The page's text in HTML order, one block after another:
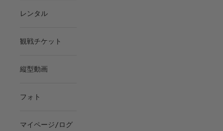
レンタル
観戦チケット
縦型動画
フォト
マイページ/ログ